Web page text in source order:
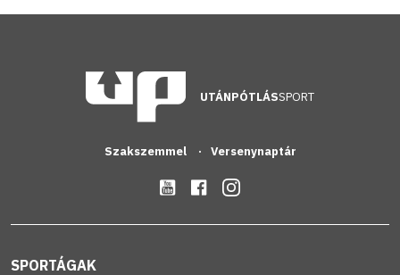
UTÁNPÓTLÁSSPORT
Szakszemmel Versenynaptár
SPORTÁGAK